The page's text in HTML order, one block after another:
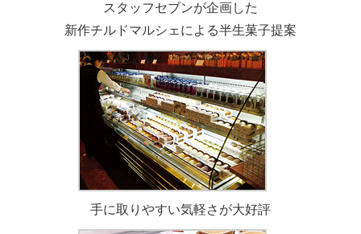
スタッフセブンが企画した
新作チルドマルシェによる半生菓子提案
手に取りやすい気軽さが大好評